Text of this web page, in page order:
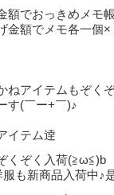
額でおっきめメモ
金額でメモ各一個×
ねアイテムもぞく
す(￣ー+￣)♪
イテム逹
くぞく入荷(≧ω≦)b
も新商品入荷中♪